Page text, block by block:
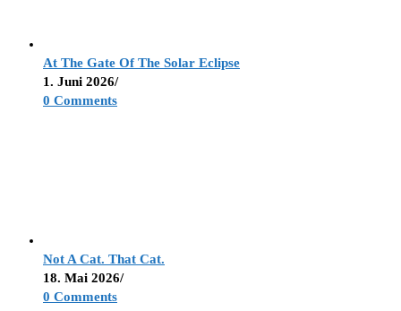
At The Gate Of The Solar Eclipse
1. Juni 2026/
0 Comments
Not A Cat. That Cat.
18. Mai 2026/
0 Comments